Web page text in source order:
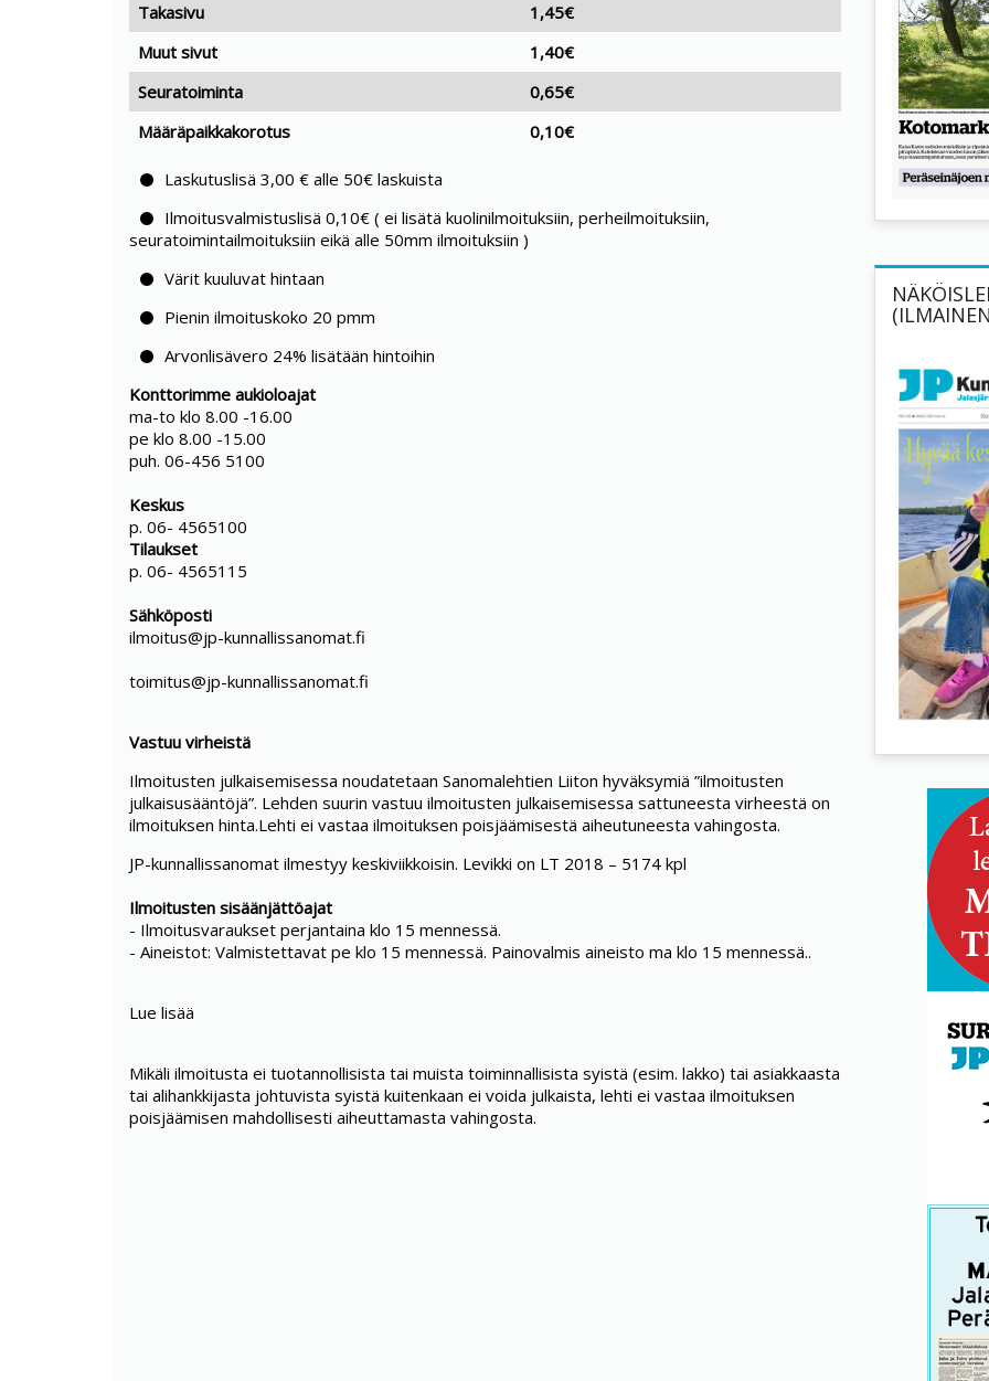
Takasivu
1,45€
Muut sivut
1,40€
Seuratoiminta
0,65€
Määräpaikkakorotus
0,10€
Laskutuslisä 3,00 € alle 50€ laskuista
Ilmoitusvalmistuslisä 0,10€ ( ei lisätä kuolinilmoituksiin, perheilmoituksiin,
seuratoimintailmoituksiin eikä alle 50mm ilmoituksiin )
Värit kuuluvat hintaan
Pienin ilmoituskoko 20 pmm
Arvonlisävero 24% lisätään hintoihin
Konttorimme aukioloajat
ma-to klo 8.00 -16.00
pe klo 8.00 -15.00
puh. 06-456 5100
Keskus
p. 06- 4565100
Tilaukset
p. 06- 4565115
Sähköposti
ilmoitus@jp-kunnallissanomat.fi
toimitus@jp-kunnallissanomat.fi
Vastuu virheistä
Ilmoitusten julkaisemisessa noudatetaan Sanomalehtien Liiton hyväksymiä ”ilmoitusten
julkaisusääntöjä”. Lehden suurin vastuu ilmoitusten julkaisemisessa sattuneesta virheestä on
ilmoituksen hinta.Lehti ei vastaa ilmoituksen poisjäämisestä aiheutuneesta vahingosta.
JP-kunnallissanomat ilmestyy keskiviikkoisin. Levikki on LT 2018 – 5174 kpl
Ilmoitusten sisäänjättöajat
- Ilmoitusvaraukset perjantaina klo 15 mennessä.
- Aineistot: Valmistettavat pe klo 15 mennessä. Painovalmis aineisto ma klo 15 mennessä..
Lue lisää
Mikäli ilmoitusta ei tuotannollisista tai muista toiminnallisista syistä (esim. lakko) tai asiakkaasta
tai alihankkijasta johtuvista syistä kuitenkaan ei voida julkaista, lehti ei vastaa ilmoituksen
poisjäämisen mahdollisesti aiheuttamasta vahingosta.